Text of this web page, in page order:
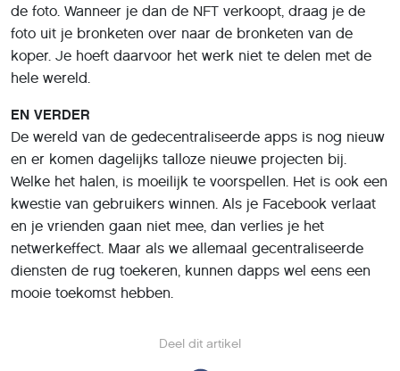
Deel dit artikel
de foto. Wanneer je dan de NFT verkoopt, draag je de
foto uit je bronketen over naar de bronketen van de
koper. Je hoeft daarvoor het werk niet te delen met de
hele wereld.
EN VERDER
De wereld van de gedecentraliseerde apps is nog nieuw
en er komen dagelijks talloze nieuwe projecten bij.
Welke het halen, is moeilijk te voorspellen. Het is ook een
kwestie van gebruikers winnen. Als je Facebook verlaat
en je vrienden gaan niet mee, dan verlies je het
netwerkeffect. Maar als we allemaal gecentraliseerde
diensten de rug toekeren, kunnen dapps wel eens een
mooie toekomst hebben.